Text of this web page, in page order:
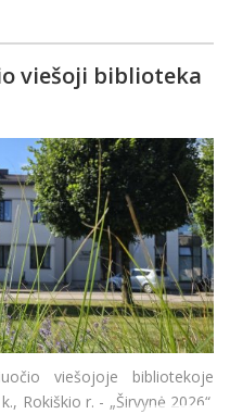
Vadovė Marija
padalinio Obeliuose kap
viešoji biblioteka
viešojoje bibliotekoje
Rokiškio r. - „Širvynė 2026“.